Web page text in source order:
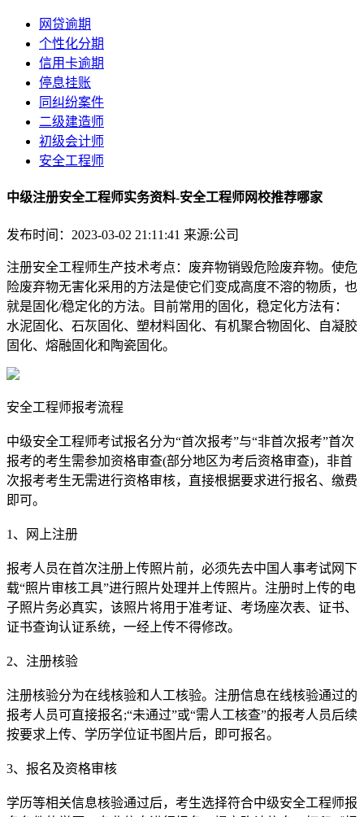
网贷逾期
个性化分期
信用卡逾期
停息挂账
同纠纷案件
二级建造师
初级会计师
安全工程师
中级注册安全工程师实务资料-安全工程师网校推荐哪家
发布时间：2023-03-02 21:11:41 来源:公司
注册安全工程师生产技术考点：废弃物销毁危险废弃物。使危
险废弃物无害化采用的方法是使它们变成高度不溶的物质，也
就是固化/稳定化的方法。目前常用的固化，稳定化方法有：
水泥固化、石灰固化、塑材料固化、有机聚合物固化、自凝胶
固化、熔融固化和陶瓷固化。
安全工程师报考流程
中级安全工程师考试报名分为“首次报考”与“非首次报考”首次
报考的考生需参加资格审查(部分地区为考后资格审查)，非首
次报考考生无需进行资格审核，直接根据要求进行报名、缴费
即可。
1、网上注册
报考人员在首次注册上传照片前，必须先去中国人事考试网下
载“照片审核工具”进行照片处理并上传照片。注册时上传的电
子照片务必真实，该照片将用于准考证、考场座次表、证书、
证书查询认证系统，一经上传不得修改。
2、注册核验
注册核验分为在线核验和人工核验。注册信息在线核验通过的
报考人员可直接报名;“未通过”或“需人工核查”的报考人员后续
按要求上传、学历学位证书图片后，即可报名。
3、报名及资格审核
学历等相关信息核验通过后，考生选择符合中级安全工程师报